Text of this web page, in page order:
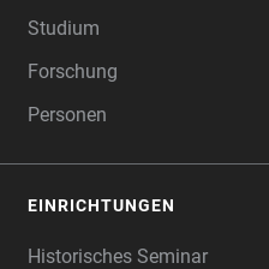
Studium
Forschung
Personen
EINRICHTUNGEN
Historisches Seminar